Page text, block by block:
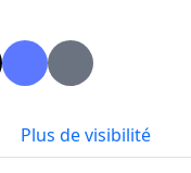
Plus de visibilité